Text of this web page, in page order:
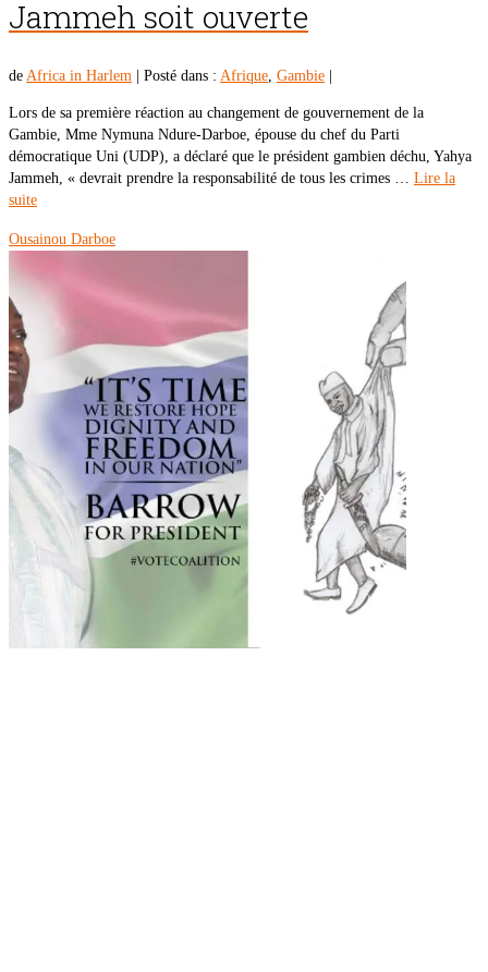
Jammeh soit ouverte
de Africa in Harlem | Posté dans : Afrique Gambie |
Lors de sa première réaction au changement de gouvernement de la
Gambie, Mme Nymuna Ndure-Darboe, épouse du chef du Parti
démocratique Uni (UDP), a déclaré que le président gambien déchu, Yahya
Jammeh, « devrait prendre la responsabilité de tous les crimes … Lire la
suite
Ousainou Darboe